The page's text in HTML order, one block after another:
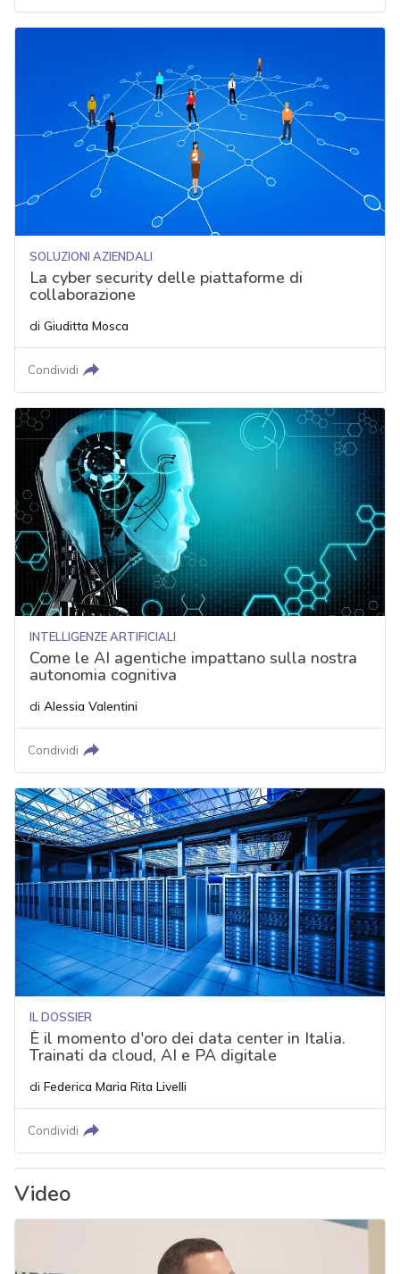
SOLUZIONI AZIENDALI
La cyber security delle piattaforme di
collaborazione
di Giuditta Mosca
Condividi
INTELLIGENZE ARTIFICIALI
Come le AI agentiche impattano sulla nostra
autonomia cognitiva
di Alessia Valentini
Condividi
IL DOSSIER
È il momento d'oro dei data center in Italia.
Trainati da cloud, AI e PA digitale
di Federica Maria Rita Livelli
Condividi
Video